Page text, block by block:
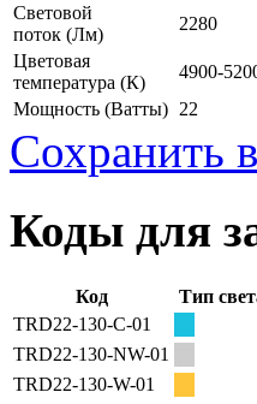
Световой
поток (Лм)
2280
Цветовая
температура (К)
4900-
Мощность (Ватты) 22
Сохранить
Коды для
Код Тип
TRD22-130-C-01
TRD22-130-NW-01
TRD22-130-W-01